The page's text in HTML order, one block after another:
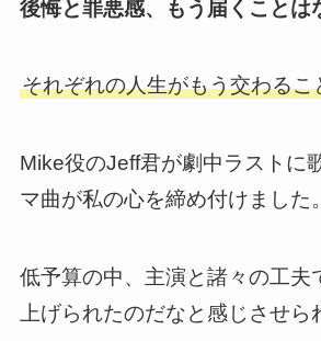
後悔と罪悪感、もう届くことは
それぞれの人生がもう交わるこ
Mike役のJeff君が劇中ラストに
マ曲が私の心を締め付けました。
低予算の中、主演と諸々の工夫
上げられたのだなと感じさせら